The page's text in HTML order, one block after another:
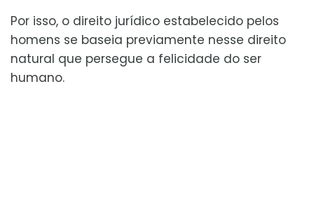
Por isso, o direito jurídico estabelecido pelos
homens se baseia previamente nesse direito
natural que persegue a felicidade do ser
humano.